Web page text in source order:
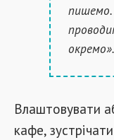
пишемо.
окремо».
Влаштовувати
кафе,